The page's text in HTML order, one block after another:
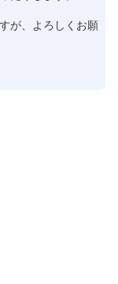
が、よろしくお願